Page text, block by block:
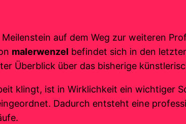
auf dem Weg zur weiteren
malerwenzel befindet sich in den
Überblick über das bisherige
klingt, ist in Wirklichkeit ein wichtiger
Dadurch entsteht eine